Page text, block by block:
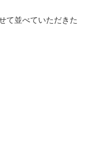
て並べていただきた